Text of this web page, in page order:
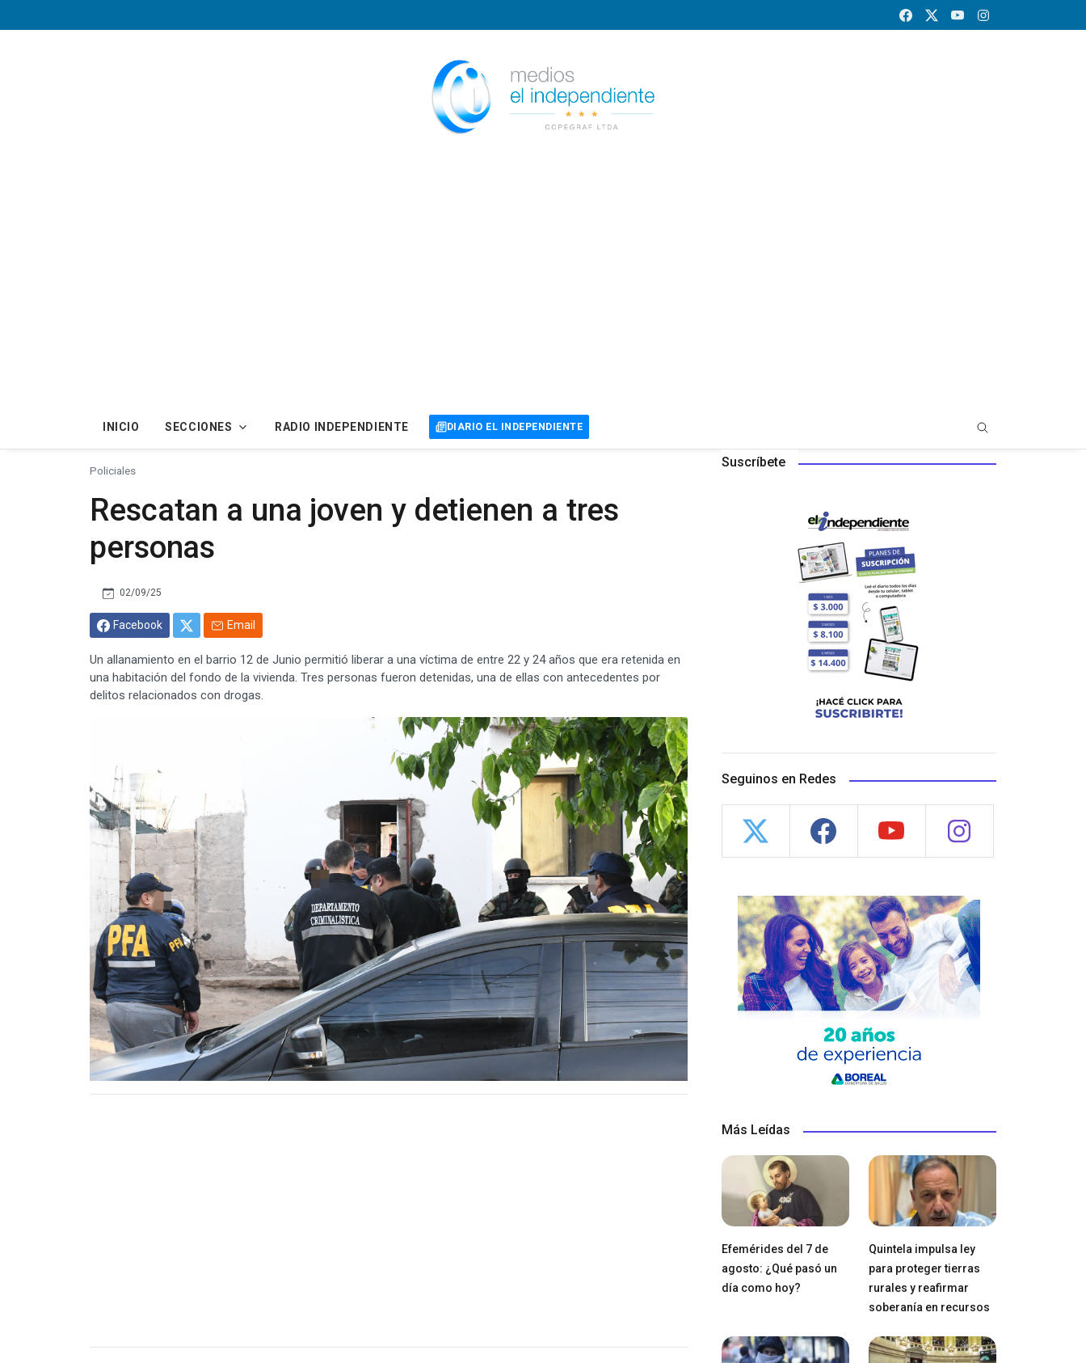
INICIO SECCIONES RADIO INDEPENDIENTE DIARIO EL INDEPENDIENTE
Policiales
Rescatan a una joven y detienen a tres
personas
02/09/25
Facebook Email
Un allanamiento en el barrio 12 de Junio permitió liberar a una víctima de entre 22 y 24 años que era retenida en
una habitación del fondo de la vivienda. Tres personas fueron detenidas, una de ellas con antecedentes por
delitos relacionados con drogas.
Suscríbete
Seguinos en Redes
Más Leídas
Efemérides del 7 de
agosto: ¿Qué pasó un
día como hoy?
Quintela impulsa ley
para proteger tierras
rurales y reafirmar
soberanía en recursos